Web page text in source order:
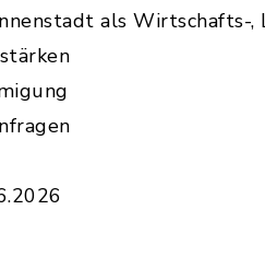
als Wirtschafts-,